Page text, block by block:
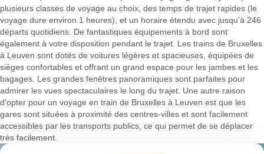
plusieurs classes de voyage au choix, des temps de trajet rapides (le
voyage dure environ 1 heures), et un horaire étendu avec jusqu'à 246
départs quotidiens. De fantastiques équipements à bord sont
également à votre disposition pendant le trajet. Les trains de Bruxelles
à Leuven sont dotés de voitures légères et spacieuses, équipées de
sièges confortables et offrant un grand espace pour les jambes et les
bagages. Les grandes fenêtres panoramiques sont parfaites pour
admirer les vues spectaculaires le long du trajet. Une autre raison
d'opter pour un voyage en train de Bruxelles à Leuven est que les
gares sont situées à proximité des centres-villes et sont facilement
accessibles par les transports publics, ce qui permet de se déplacer
très facilement.